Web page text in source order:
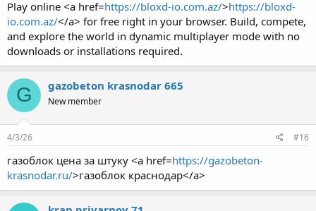
Play online <a href=https://bloxd-io.com.az/>https://bloxd-
io.com.az/</a> for free right in your browser. Build, compete,
and explore the world in dynamic multiplayer mode with no
downloads or installations required.
G gazobeton krasnodar 665
New member
4/3/26 #16
газоблок цена за штуку <a href=https://gazobeton-
krasnodar.ru/>газоблок краснодар</a>